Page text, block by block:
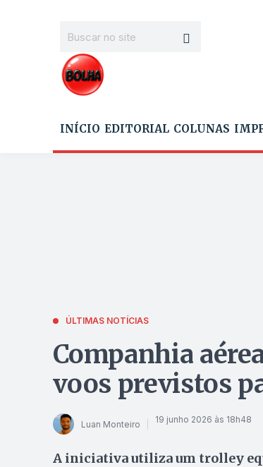
INÍCIO EDITORIAL COLUNAS
ÚLTIMAS NOTÍCIAS
Companhia
voos previstos
Luan Monteiro 19 junho 2026 às 18h48
A iniciativa utiliza um trolley